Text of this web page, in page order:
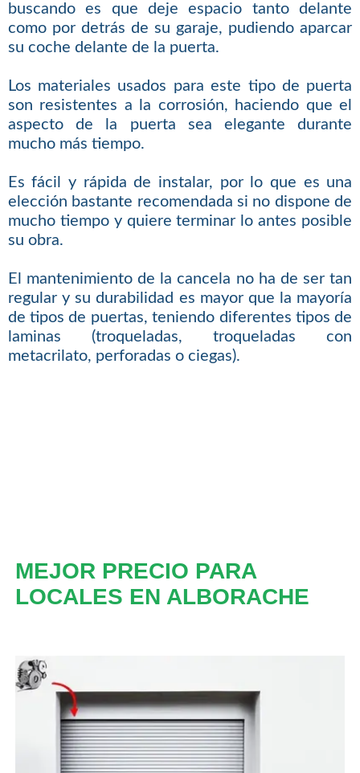
buscando es que deje espacio tanto delante
como por detrás de su garaje, pudiendo aparcar
su coche delante de la puerta.
Los materiales usados para este tipo de puerta
son resistentes a la corrosión, haciendo que el
aspecto de la puerta sea elegante durante
mucho más tiempo.
Es fácil y rápida de instalar, por lo que es una
elección bastante recomendada si no dispone de
mucho tiempo y quiere terminar lo antes posible
su obra.
El mantenimiento de la cancela no ha de ser tan
regular y su durabilidad es mayor que la mayoría
de tipos de puertas, teniendo diferentes tipos de
laminas (troqueladas, troqueladas con
metacrilato, perforadas o ciegas).
MEJOR PRECIO PARA
LOCALES EN ALBORACHE